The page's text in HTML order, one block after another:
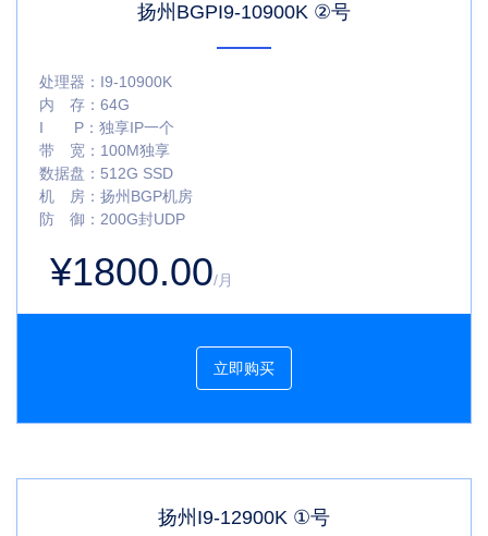
扬州BGPI9-10900K ②号
处理器： I9-10900K
内 存： 64G
I P： 独享IP一个
带 宽： 100M独享
数据盘： 512G SSD
机 房： 扬州BGP机房
防 御： 200G封UDP
¥1800.00/月
立即购买
扬州I9-12900K ①号